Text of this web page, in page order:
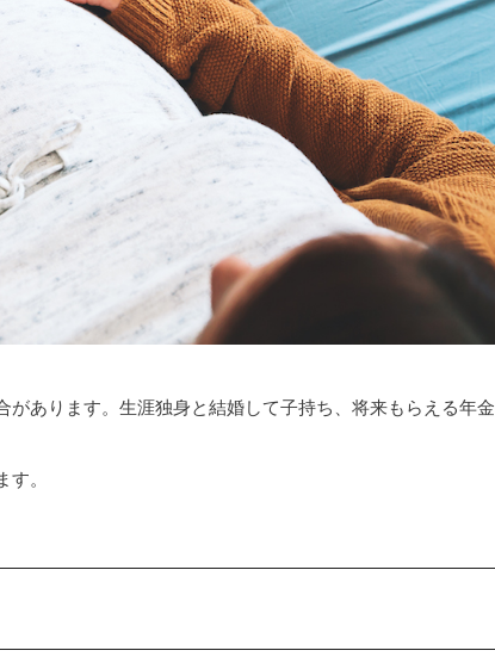
あります。生涯独身と結婚して子持ち、将来もらえる年金
。